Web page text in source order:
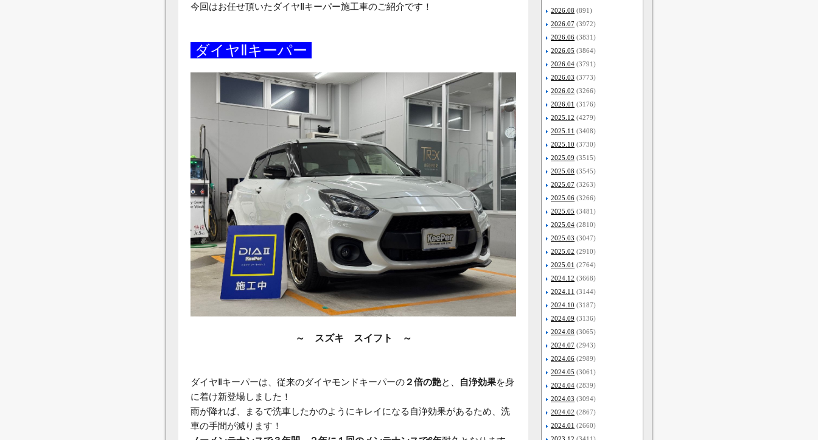
今回はお任せ頂いたダイヤⅡキーパー施工車のご紹介です！
ダイヤ Ⅱキーパー
～ スズキ スイフト ～
ダイヤⅡキーパーは、従来のダイヤモンドキーパーの ２倍の艶と、 自浄効果を身
に着け新登場しました！
雨が降れば、まるで洗車したかのようにキレイになる自浄効果があるため、洗
車の手間が減ります！
2026.08 (891)
2026.07 (3972)
2026.06 (3831)
2026.05 (3864)
2026.04 (3791)
2026.03 (3773)
2026.02 (3266)
2026.01 (3176)
2025.12 (4279)
2025.11 (3408)
2025.10 (3730)
2025.09 (3515)
2025.08 (3545)
2025.07 (3263)
2025.06 (3266)
2025.05 (3481)
2025.04 (2810)
2025.03 (3047)
2025.02 (2910)
2025.01 (2764)
2024.12 (3668)
2024.11 (3144)
2024.10 (3187)
2024.09 (3136)
2024.08 (3065)
2024.07 (2943)
2024.06 (2989)
2024.05 (3061)
2024.04 (2839)
2024.03 (3094)
2024.02 (2867)
2024.01 (2660)